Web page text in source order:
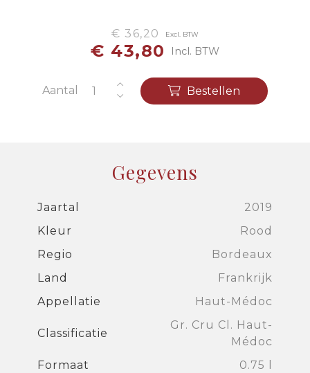
€ 36,20 Excl. BTW
€ 43,80 Incl. BTW
Aantal Bestellen
Gegevens
Jaartal
2019
Kleur
Rood
Regio
Bordeaux
Land
Frankrijk
Appellatie
Haut-Médoc
Classificatie
Gr. Cru Cl. Haut-
Médoc
Formaat
0.75 l